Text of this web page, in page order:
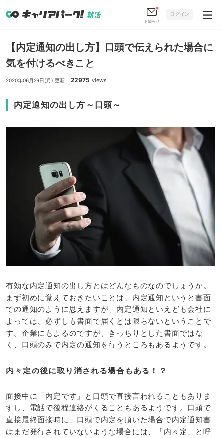
お知らせ
ログイン
【内定通知の出し方】口頭で伝えられた場合に
気を付けるべきこと
2020年06月29日(月) 更新 22975 views
内定通知の出し方～口頭～
有効な内定通知の出し方とはどんなものなのでしょうか。
まず初めに覚えておきたいことは、内定通知というと書面
での通知のように思えますが、内定通知といえども会社に
よっては、必ずしも書面で届くとは限らないということで
す。企業にもよるのですが、きっちりとした書面ではな
く、口頭のみで内定の通知を行うところもあるようです。
内々定の後に取り消される場合もある！？
面接中に「内定です」と口頭で直接言われることもありま
すし、電話で後程連絡がくることもあるようです。口頭で
直接最終面接時に、口頭で内定を頂いた場合で内定通知書
はまだ発行されていないような場合には、「内々定」と呼